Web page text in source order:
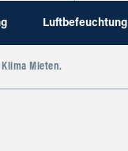
Luftbefeuchtung
Mieten.